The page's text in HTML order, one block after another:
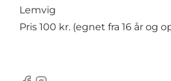
Lemvig
Pris 100 kr. (egnet fra 16 år og